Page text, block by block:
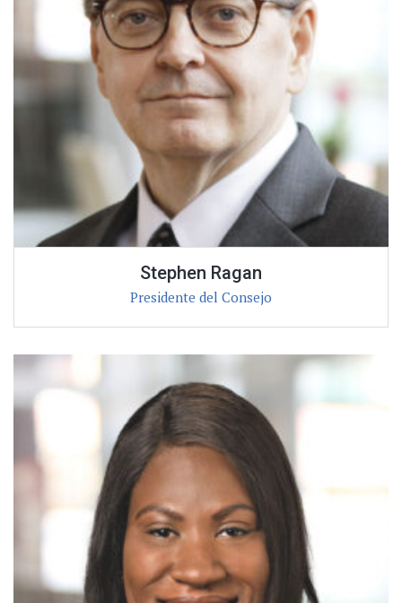
Stephen Ragan
Presidente del Consejo